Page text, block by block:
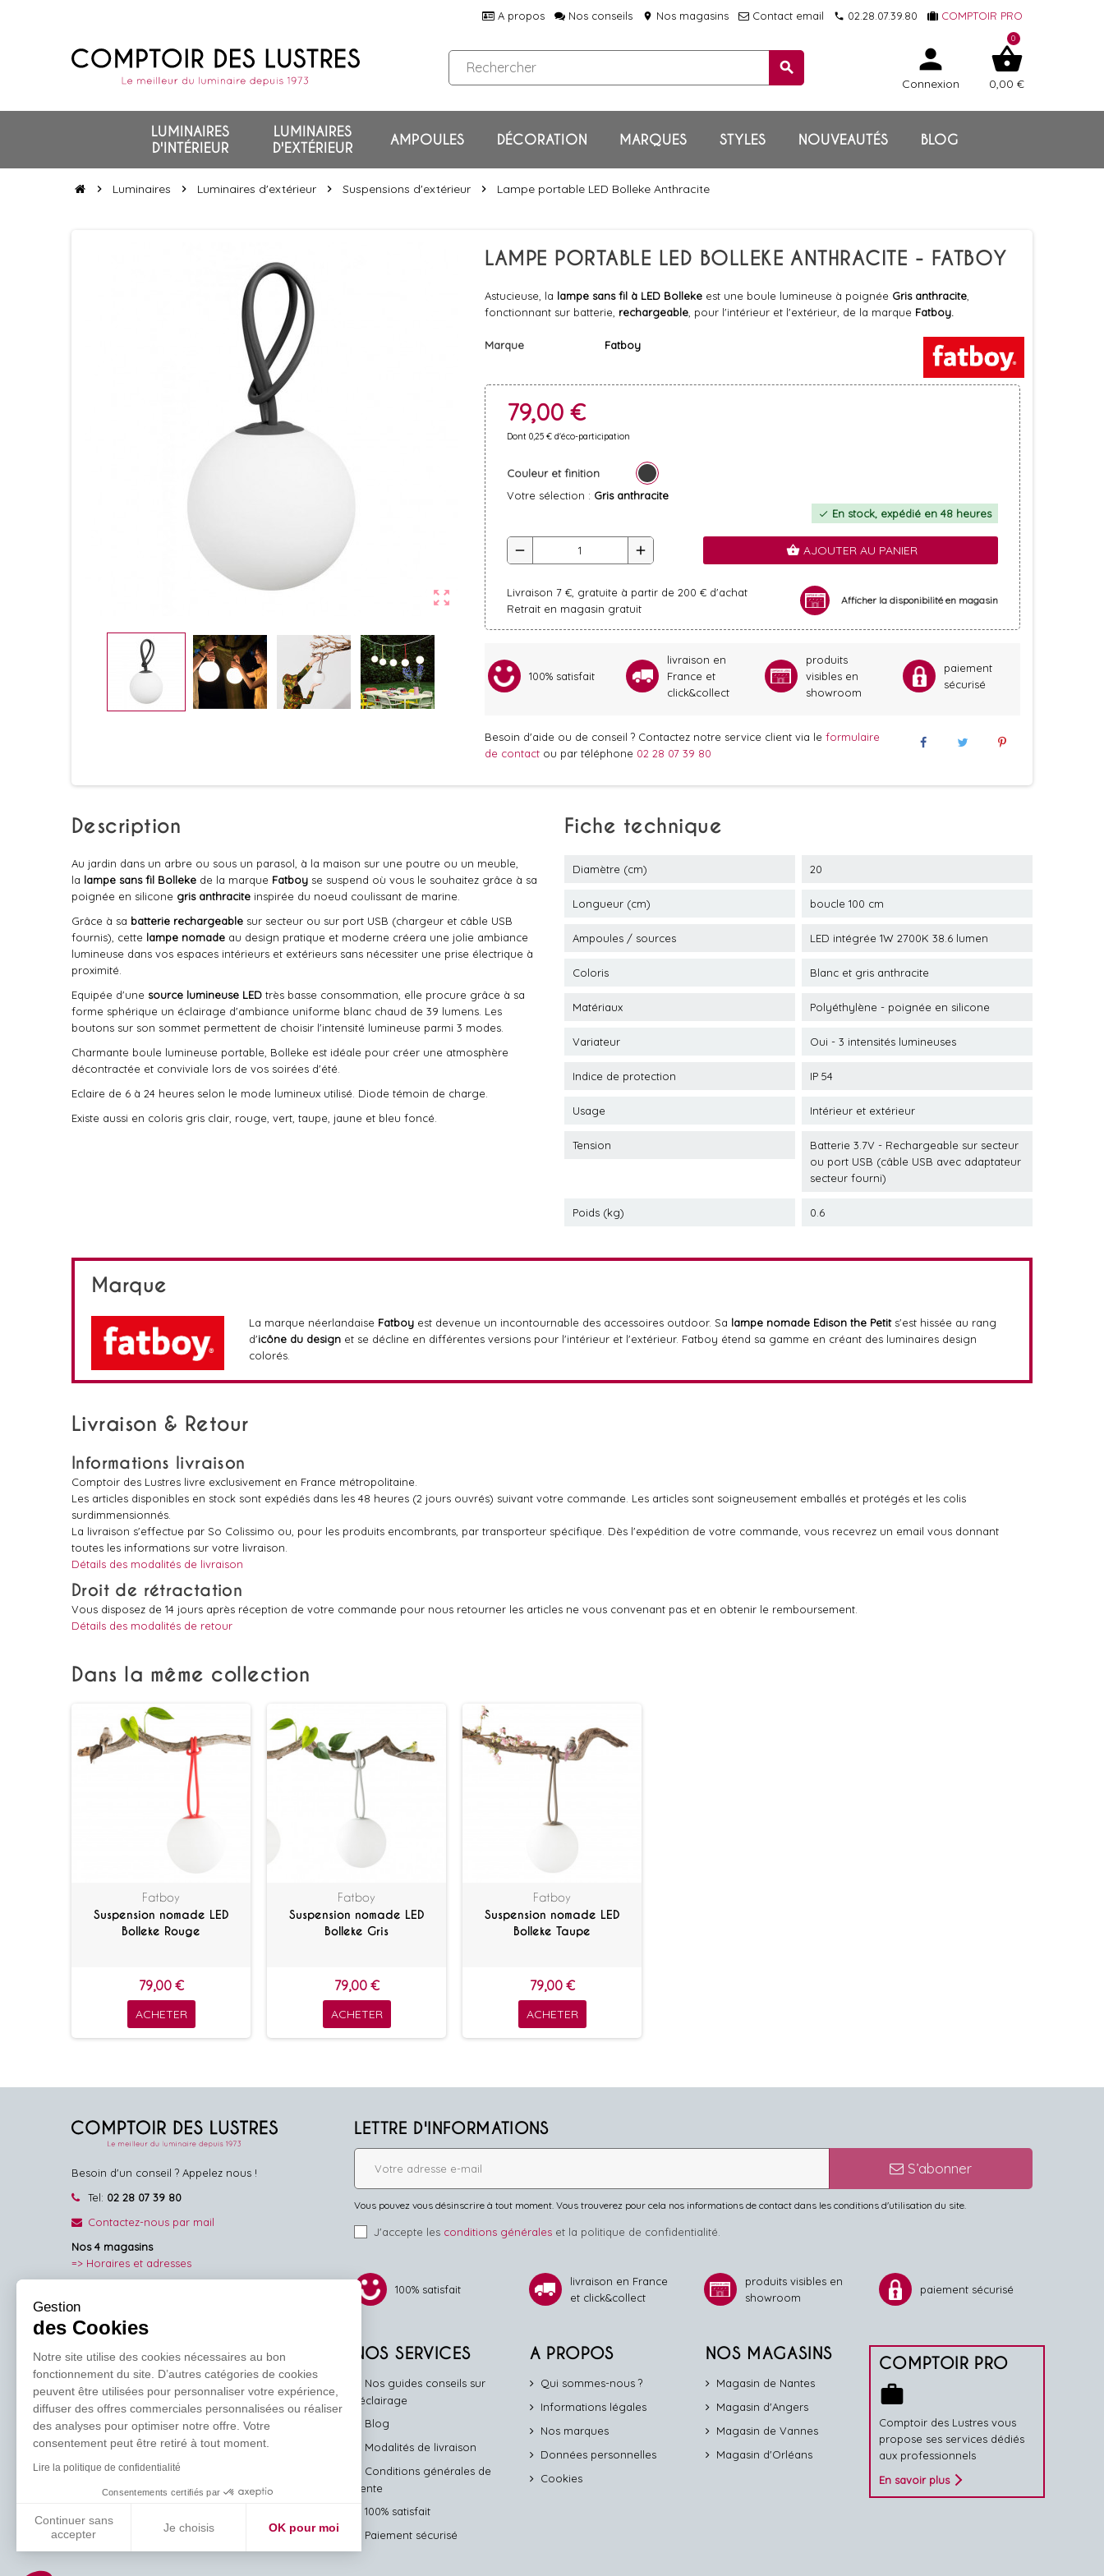
A propos Nos conseils location_on Nos magasins Contact email local_phone 02.28.07.39.80 COMPTOIR PRO
search person
Connexion
shopping_basket
0,00 €
0
LUMINAIRES
D'INTÉRIEUR
LUMINAIRES
D'EXTÉRIEUR
AMPOULES DÉCORATION MARQUES STYLES NOUVEAUTÉS BLOG
chevron_right Luminaires chevron_right Luminaires d'extérieur chevron_right Suspensions d'extérieur chevron_right Lampe portable LED Bolleke Anthracite
zoom_out_map
LAMPE PORTABLE LED BOLLEKE ANTHRACITE - FATBOY
Astucieuse, la lampe sans fil à LED Bolleke est une boule lumineuse à poignée Gris anthracite,
fonctionnant sur batterie, rechargeable, pour l'intérieur et l'extérieur, de la marque Fatboy.
Marque Fatboy
79,00 €
Dont 0,25 € d'éco-participation
Couleur et finition
Votre sélection : Gris anthracite
check En stock, expédié en 48 heures
remove add shopping_basket AJOUTER AU PANIER
Livraison 7 €, gratuite à partir de 200 € d'achat
Retrait en magasin gratuit
Afficher la disponibilité en magasin
100% satisfait
livraison en
France et
click&collect
produits
visibles en
showroom
paiement
sécurisé
Besoin d'aide ou de conseil ? Contactez notre service client via le formulaire
de contact ou par téléphone 02 28 07 39 80
Description
Au jardin dans un arbre ou sous un parasol, à la maison sur une poutre ou un meuble,
la lampe sans fil Bolleke de la marque Fatboy se suspend où vous le souhaitez grâce à sa
poignée en silicone gris anthracite inspirée du noeud coulissant de marine.
Grâce à sa batterie rechargeable sur secteur ou sur port USB (chargeur et câble USB
fournis), cette lampe nomade au design pratique et moderne créera une jolie ambiance
lumineuse dans vos espaces intérieurs et extérieurs sans nécessiter une prise électrique à
proximité.
Equipée d'une source lumineuse LED très basse consommation, elle procure grâce à sa
forme sphérique un éclairage d'ambiance uniforme blanc chaud de 39 lumens. Les
boutons sur son sommet permettent de choisir l'intensité lumineuse parmi 3 modes.
Charmante boule lumineuse portable, Bolleke est idéale pour créer une atmosphère
décontractée et conviviale lors de vos soirées d'été.
Eclaire de 6 à 24 heures selon le mode lumineux utilisé. Diode témoin de charge.
Existe aussi en coloris gris clair, rouge, vert, taupe, jaune et bleu foncé.
Fiche technique
Diamètre (cm) 20
Longueur (cm) boucle 100 cm
Ampoules / sources LED intégrée 1W 2700K 38.6 lumen
Coloris Blanc et gris anthracite
Matériaux Polyéthylène - poignée en silicone
Variateur Oui - 3 intensités lumineuses
Indice de protection IP 54
Usage Intérieur et extérieur
Tension
Batterie 3.7V - Rechargeable sur secteur
ou port USB (câble USB avec adaptateur
secteur fourni)
Poids (kg) 0.6
Marque
La marque néerlandaise Fatboy est devenue un incontournable des accessoires outdoor. Sa lampe nomade Edison the Petits'est hissée au rang
d'icône du design et se décline en différentes versions pour l'intérieur et l'extérieur. Fatboy étend sa gamme en créant des luminaires design
colorés.
Livraison & Retour
Informations livraison
Comptoir des Lustres livre exclusivement en France métropolitaine.
Les articles disponibles en stock sont expédiés dans les 48 heures (2 jours ouvrés) suivant votre commande. Les articles sont soigneusement emballés et protégés et les colis
surdimmensionnés.
La livraison s'effectue par So Colissimo ou, pour les produits encombrants, par transporteur spécifique. Dès l'expédition de votre commande, vous recevrez un email vous donnant
toutes les informations sur votre livraison.
Détails des modalités de livraison
Droit de rétractation
Vous disposez de 14 jours après réception de votre commande pour nous retourner les articles ne vous convenant pas et en obtenir le remboursement.
Détails des modalités de retour
Dans la même collection
Fatboy
Suspension nomade LED
Bolleke Rouge
79,00 €
ACHETER
Fatboy
Suspension nomade LED
Bolleke Gris
79,00 €
ACHETER
Fatboy
Suspension nomade LED
Bolleke Taupe
79,00 €
ACHETER
Besoin d'un conseil ? Appelez nous !
Tel: 02 28 07 39 80
Contactez-nous par mail
Nos 4 magasins
=> Horaires et adresses
NOUS SUIVRE
Facebook
LETTRE D'INFORMATIONS
S’abonner
Vous pouvez vous désinscrire à tout moment. Vous trouverez pour cela nos informations de contact dans les conditions d'utilisation du site.
J'accepte les conditions généraleset la politique de confidentialité.
100% satisfait
livraison en France
et click&collect
produits visibles en
showroom
paiement sécurisé
NOS SERVICES
Nos guides conseils sur
l'éclairage
Blog
Modalités de livraison
Conditions générales de
vente
100% satisfait
Paiement sécurisé
A PROPOS
Qui sommes-nous ?
Informations légales
Nos marques
Données personnelles
Cookies
NOS MAGASINS
Magasin de Nantes
Magasin d'Angers
Magasin de Vannes
Magasin d'Orléans
COMPTOIR PRO
work
Comptoir des Lustres vous
propose ses services dédiés
aux professionnels
En savoir plus
Gestion
des Cookies
Notre site utilise des cookies nécessaires au bon
fonctionnement du site. D’autres catégories de cookies
peuvent être utilisées pour personnaliser votre expérience,
diffuser des offres commerciales personnalisées ou réaliser
des analyses pour optimiser notre offre. Votre
consentement peut être retiré à tout moment.
Lire la politique de confidentialité
Consentements certifiés par
Continuer sans
accepter
Je choisis OK pour moi